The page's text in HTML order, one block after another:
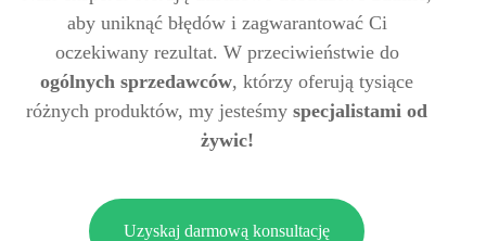
aby uniknąć błędów i zagwarantować Ci
oczekiwany rezultat. W przeciwieństwie do
ogólnych sprzedawców, którzy oferują tysiące
różnych produktów, my jesteśmy specjalistami od
żywic!
Uzyskaj darmową konsultację